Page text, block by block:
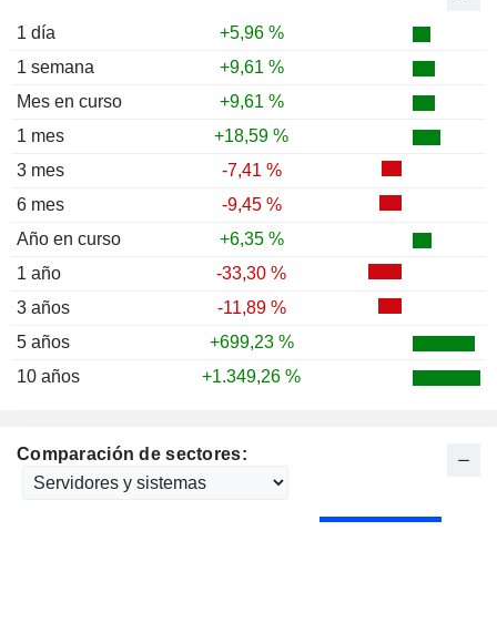
1 día
+5,96 %
1 semana
+9,61 %
Mes en curso
+9,61 %
1 mes
+18,59 %
3 mes
-7,41 %
6 mes
-9,45 %
Año en curso
+6,35 %
1 año
-33,30 %
3 años
-11,89 %
5 años
+699,23 %
10 años
+1.349,26 %
Comparación de sectores: